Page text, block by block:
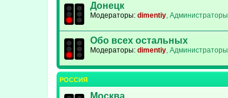
Донецк
Модераторы: dimentiy, Администраторы
Обо всех остальных
Модераторы: dimentiy, Администраторы
РОССИЯ